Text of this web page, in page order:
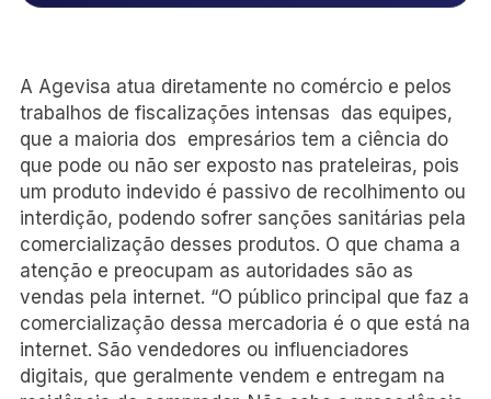
A Agevisa atua diretamente no comércio e pelos
trabalhos de fiscalizações intensas das equipes,
que a maioria dos empresários tem a ciência do
que pode ou não ser exposto nas prateleiras, pois
um produto indevido é passivo de recolhimento ou
interdição, podendo sofrer sanções sanitárias pela
comercialização desses produtos. O que chama a
atenção e preocupam as autoridades são as
vendas pela internet. “O público principal que faz a
comercialização dessa mercadoria é o que está na
internet. São vendedores ou influenciadores
digitais, que geralmente vendem e entregam na